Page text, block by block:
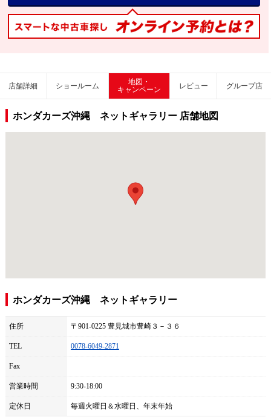
店舗詳細 ショールーム
地図・
キャンペーン
レビュー グループ店
ホンダカーズ沖縄 ネットギャラリー 店舗地図
ホンダカーズ沖縄 ネットギャラリー
住所 〒901-0225 豊見城市豊崎３－３６
TEL 0078-6049-2871
Fax
営業時間 9:30-18:00
定休日 毎週火曜日＆水曜日、年末年始